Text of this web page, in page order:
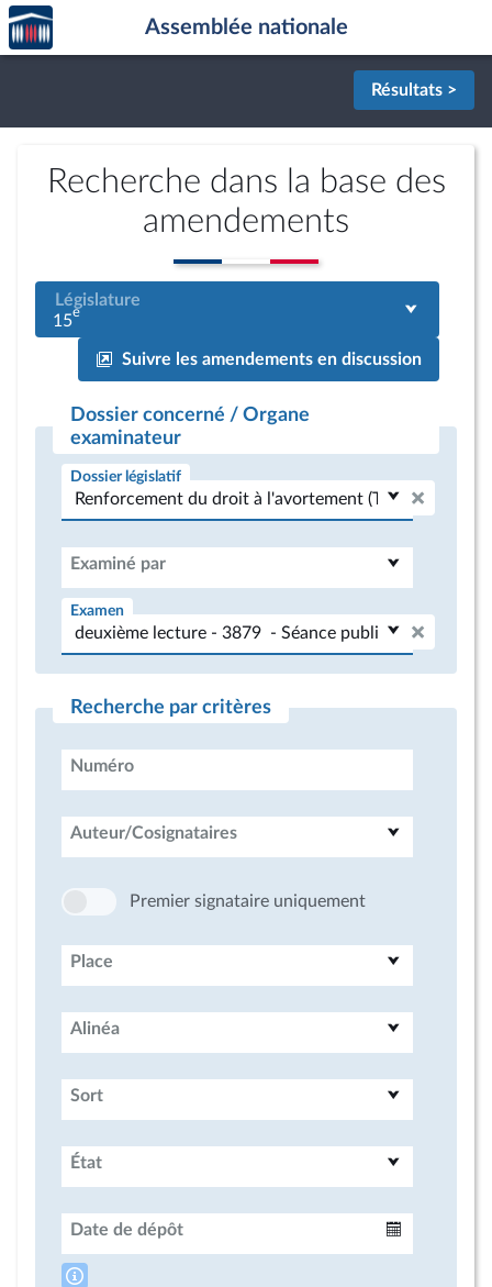
Aller au contenu
Aller en bas de la page
Accèder
à la
page
Assemblée nationale
Résultats >
Recherche dans la base des
amendements
Législature
15e
Suivre les amendements en discussion
Dossier concerné / Organe
examinateur
Dossier législatif
Examiné par
Examen
Recherche par critères
Numéro
Auteur/Cosignataires
Premier signataire uniquement
Place
Alinéa
Sort
État
Date de dépôt